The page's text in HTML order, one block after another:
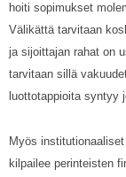
hoiti sopimukset
Välikättä tarvitaan
ja sijoittajan rahat on
tarvitaan sillä
luottotappioita syntyy
Myös
kilpailee perinteisten